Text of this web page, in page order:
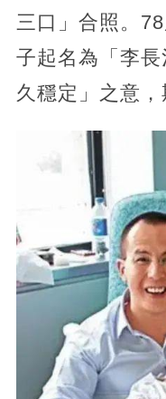
三口」合照。
子起名為「李
久穩定」之意，